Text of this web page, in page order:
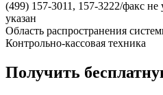
(499) 157-3011, 157-3222/факс не
указан
Область распространения
Контрольно-кассовая техника
Получить